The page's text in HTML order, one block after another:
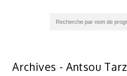
Archives - Antsou Tarz